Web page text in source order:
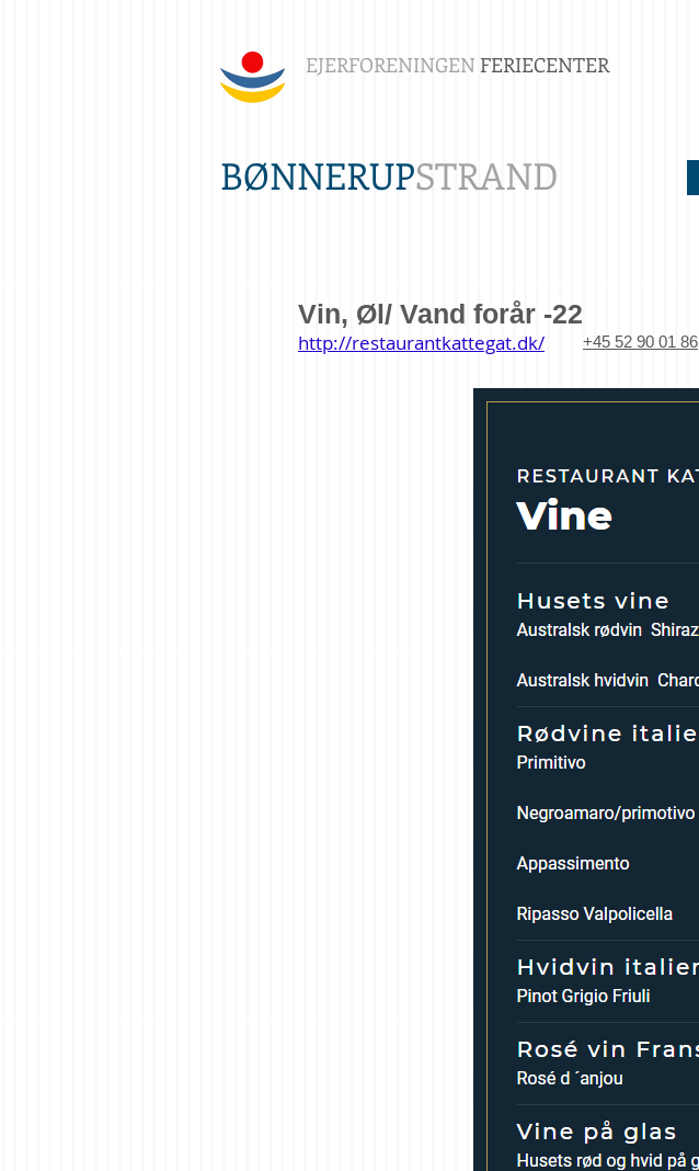
EJERFORENINGEN FERIECENTER
BØNNERUPSTRAND
Vin, Øl/ Vand forår -22
http://restaurantkattegat.dk/ +45 52 90 01 86